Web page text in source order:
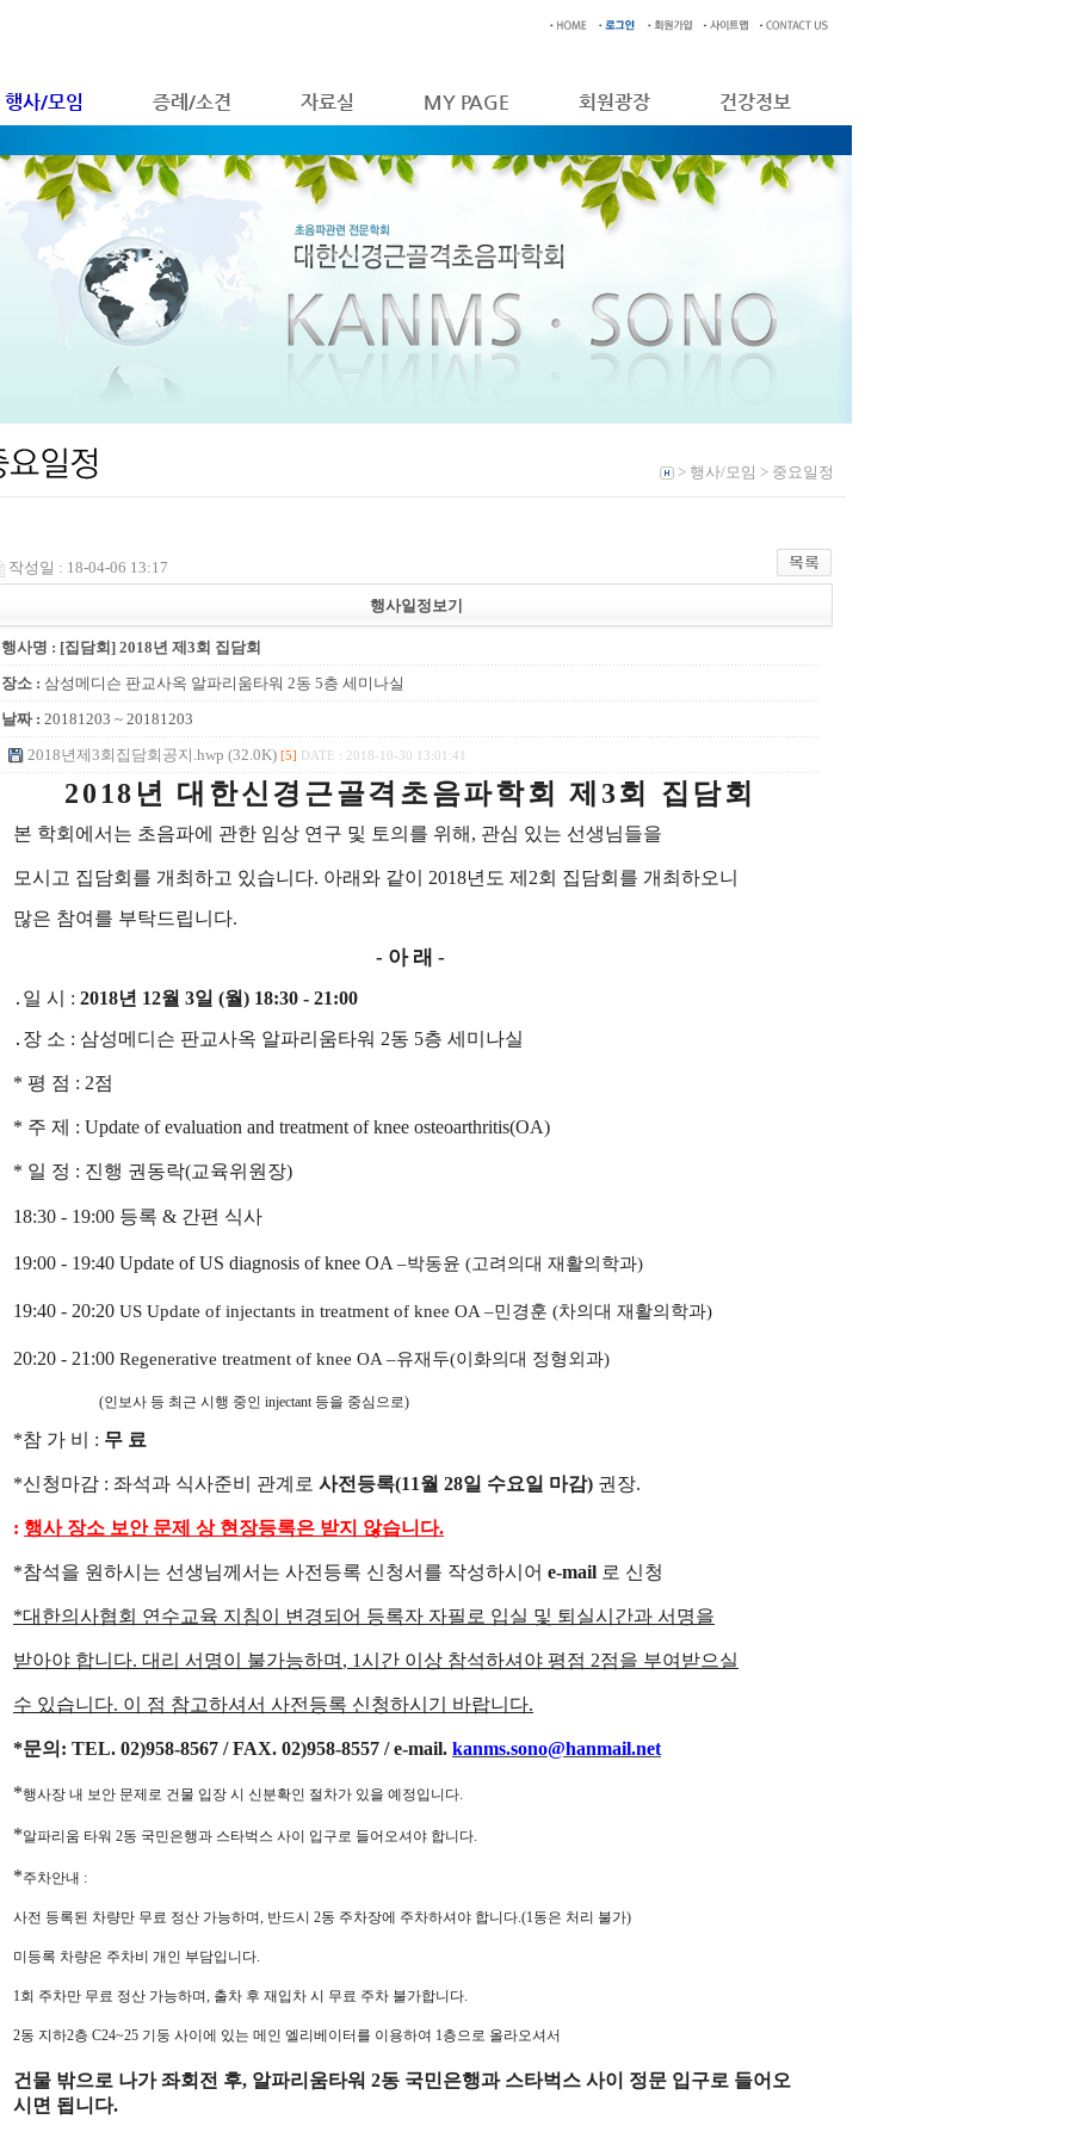
행사/모임 증례/소견 자료실 MY PAGE 회원광장 건강정보
> 행사/모임 > 중요일정
작성일 : 18-04-06 13:17
행사일정보기
행사명 : [집담회] 2018년 제3회 집담회
장소 : 삼성메디슨 판교사옥 알파리움타워 2동 5층 세미나실
날짜 : 20181203 ~ 20181203
2018년제3회집담회공지.hwp (32.0K) [5] DATE : 2018-10-30 13:01:41
2018 년 대한신경근골격초음파학회 제 3회 집담회
본 학회에서는 초음파에 관한 임상 연구 및 토의를 위해 , 관심 있는 선생님들을
모시고 집담회를 개최하고 있습니다. 아래와 같이 2018년도 제 2회 집담회를 개최하오니
많은 참여를 부탁드립니다.
- 아 래 -
․ 일 시 : 2018년 12월 3일 (월) 18:30 - 21:00
․ 장 소 : 삼성메디슨 판교사옥 알파리움타워 2동 5층 세미나실
* 평 점 : 2점
* 주 제 : Update of evaluation and treatment of knee osteoarthritis(OA)
* 일 정 : 진행 권동락(교육위원장)
18:30 - 19:00 등록 & 간편 식사
19:00 - 19:40 Update of US diagnosis of knee OA –박동윤 (고려의대 재활의학과)
19:40 - 20:20 US Update of injectants in treatment of knee OA –민경훈 (차의대 재활의학과)
20:20 - 21:00 Regenerative treatment of knee OA –유재두(이화의대 정형외과)
(인보사 등 최근 시행 중인 injectant 등을 중심으로)
*참 가 비 : 무 료
*신청마감 : 좌석과 식사준비 관계로 사전등록(11월 28일 수요일 마감) 권장.
: 행사 장소 보안 문제 상 현장등록은 받지 않습니다.
*참석을 원하시는 선생님께서는 사전등록 신청서를 작성하시어 e-mail 로 신청
*대한의사협회 연수교육 지침이 변경되어 등록자 자필로 입실 및 퇴실시간과 서명을
받아야 합니다. 대리 서명이 불가능하며 , 1시간 이상 참석하셔야 평점 2점을 부여받으실
수 있습니다. 이 점 참고하셔서 사전등록 신청하시기 바랍니다.
*문의 : TEL. 02)958-8567 / FAX. 02)958-8557 / e-mail. kanms.sono@hanmail.net
*행사장 내 보안 문제로 건물 입장 시 신분확인 절차가 있을 예정입니다.
*알파리움 타워 2동 국민은행과 스타벅스 사이 입구로 들어오셔야 합니다.
*주차안내 :
사전 등록된 차량만 무료 정산 가능하며, 반드시 2동 주차장에 주차하셔야 합니다.(1동은 처리 불가)
미등록 차량은 주차비 개인 부담입니다.
1회 주차만 무료 정산 가능하며, 출차 후 재입차 시 무료 주차 불가합니다.
2동 지하2층 C24~25 기둥 사이에 있는 메인 엘리베이터를 이용하여 1층으로 올라오셔서
건물 밖으로 나가 좌회전 후, 알파리움타워 2동 국민은행과 스타벅스 사이 정문 입구로 들어오
시면 됩니다.